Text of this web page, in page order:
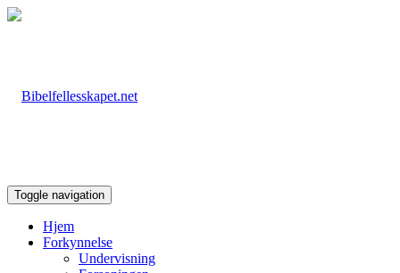
Toggle navigation
Hjem
Forkynnelse
Undervisning